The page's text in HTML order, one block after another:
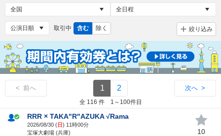
取引中 含む 除く 絞り込み
< 前へ 1 2 次へ >
全 116 件 1～100件目
RRR × TAKA"R"AZUKA √Rama
2026/08/30 (日) 11時00分
宝塚大劇場 (兵庫)
10